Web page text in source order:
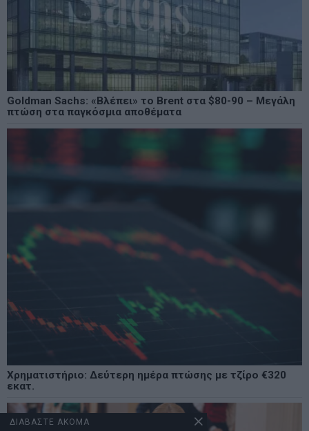
Goldman Sachs: «Βλέπει» το Brent στα $80-90 – Μεγάλη
πτώση στα παγκόσμια αποθέματα
Χρηματιστήριο: Δεύτερη ημέρα πτώσης με τζίρο €320
εκατ.
ΔΙΑΒΑΣΤΕ ΑΚΟΜΑ